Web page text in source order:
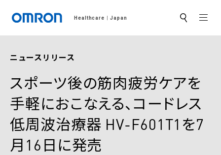
Healthcare Japan サ
ト
ニュースリリース
スポーツ後の筋肉疲労ケアを
手軽におこなえる、コードレス
低周波治療器 HV-F601T1を7
月16日に発売